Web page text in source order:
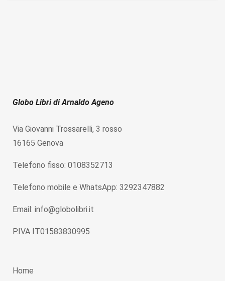
Globo Libri di Arnaldo Ageno
Via Giovanni Trossarelli, 3 rosso
16165 Genova
Telefono fisso: 0108352713
Telefono mobile e WhatsApp: 3292347882
Email: info@globolibri.it
P.IVA IT01583830995
Home